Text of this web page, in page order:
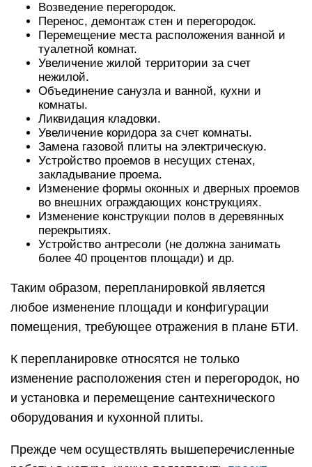
Возведение перегородок.
Перенос, демонтаж стен и перегородок.
Перемещение места расположения ванной и
туалетной комнат.
Увеличение жилой территории за счет
нежилой.
Объединение санузла и ванной, кухни и
комнаты.
Ликвидация кладовки.
Увеличение коридора за счет комнаты.
Замена газовой плиты на электрическую.
Устройство проемов в несущих стенах,
закладывание проема.
Изменение формы оконных и дверных проемов
во внешних ограждающих конструкциях.
Изменение конструкции полов в деревянных
перекрытиях.
Устройство антресоли (не должна занимать
более 40 процентов площади) и др.
Таким образом, перепланировкой является
любое изменение площади и конфигурации
помещения, требующее отражения в плане БТИ.
К перепланировке относятся не только
изменение расположения стен и перегородок, но
и установка и перемещение сантехнического
оборудования и кухонной плиты.
Прежде чем осуществлять вышеперечисленные